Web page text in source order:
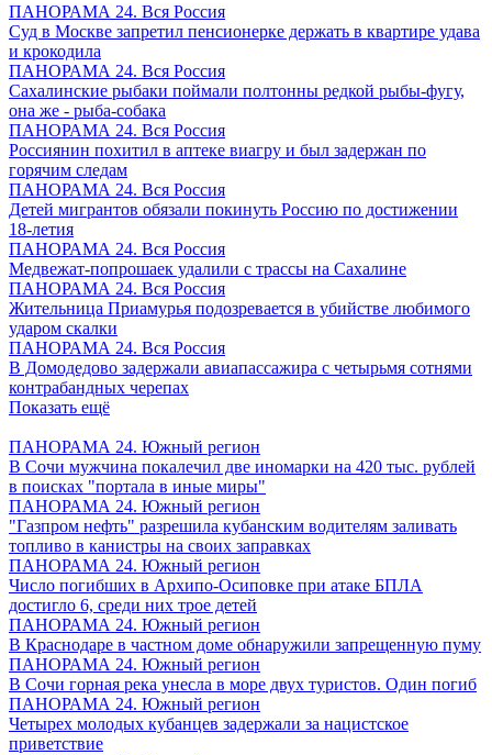
ПАНОРАМА 24. Вся Россия
Суд в Москве запретил пенсионерке держать в квартире удава
и крокодила
ПАНОРАМА 24. Вся Россия
Сахалинские рыбаки поймали полтонны редкой рыбы-фугу,
она же - рыба-собака
ПАНОРАМА 24. Вся Россия
Россиянин похитил в аптеке виагру и был задержан по
горячим следам
ПАНОРАМА 24. Вся Россия
Детей мигрантов обязали покинуть Россию по достижении
18-летия
ПАНОРАМА 24. Вся Россия
Медвежат-попрошаек удалили с трассы на Сахалине
ПАНОРАМА 24. Вся Россия
Жительница Приамурья подозревается в убийстве любимого
ударом скалки
ПАНОРАМА 24. Вся Россия
В Домодедово задержали авиапассажира с четырьмя сотнями
контрабандных черепах
Показать ещё
ПАНОРАМА 24. Южный регион
В Сочи мужчина покалечил две иномарки на 420 тыс. рублей
в поисках "портала в иные миры"
ПАНОРАМА 24. Южный регион
"Газпром нефть" разрешила кубанским водителям заливать
топливо в канистры на своих заправках
ПАНОРАМА 24. Южный регион
Число погибших в Архипо-Осиповке при атаке БПЛА
достигло 6, среди них трое детей
ПАНОРАМА 24. Южный регион
В Краснодаре в частном доме обнаружили запрещенную пуму
ПАНОРАМА 24. Южный регион
В Сочи горная река унесла в море двух туристов. Один погиб
ПАНОРАМА 24. Южный регион
Четырех молодых кубанцев задержали за нацистское
приветствие